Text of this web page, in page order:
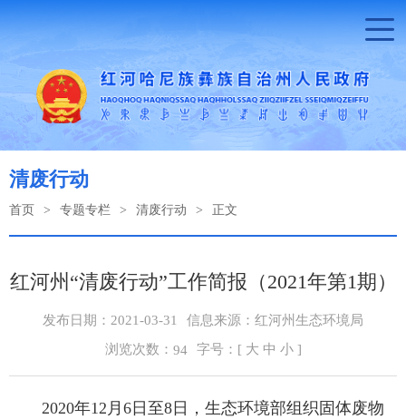
清废行动
首页 > 专题专栏 > 清废行动 > 正文
红河州“清废行动”工作简报（2021年第1期）
发布日期：2021-03-31
信息来源：红河州生态环境局
浏览次数： 94 字号：[ 大 中 小]
2020年12月6日至8日，生态环境部组织固体废物